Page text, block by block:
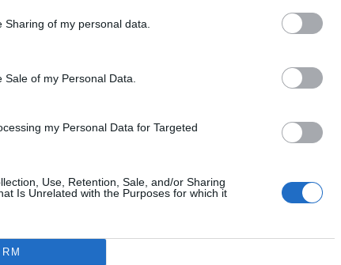
of my personal data.
of my Personal Data.
my Personal Data for Targeted
Use, Retention, Sale, and/or Sharing
Is Unrelated with the Purposes for which it